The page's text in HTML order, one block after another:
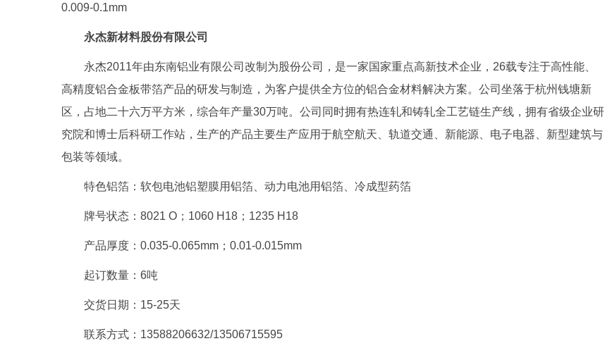
0.009-0.1mm
永杰新材料股份有限公司
永杰2011年由东南铝业有限公司改制为股份公司，是一家国家重点高新技术企业，26载专注于高性能、
高精度铝合金板带箔产品的研发与制造，为客户提供全方位的铝合金材料解决方案。公司坐落于杭州钱塘新
区，占地二十六万平方米，综合年产量30万吨。公司同时拥有热连轧和铸轧全工艺链生产线，拥有省级企业研
究院和博士后科研工作站，生产的产品主要生产应用于航空航天、轨道交通、新能源、电子电器、新型建筑与
包装等领域。
特色铝箔：软包电池铝塑膜用铝箔、动力电池用铝箔、冷成型药箔
牌号状态：8021 O；1060 H18；1235 H18
产品厚度：0.035-0.065mm；0.01-0.015mm
起订数量：6吨
交货日期：15-25天
联系方式：13588206632/13506715595